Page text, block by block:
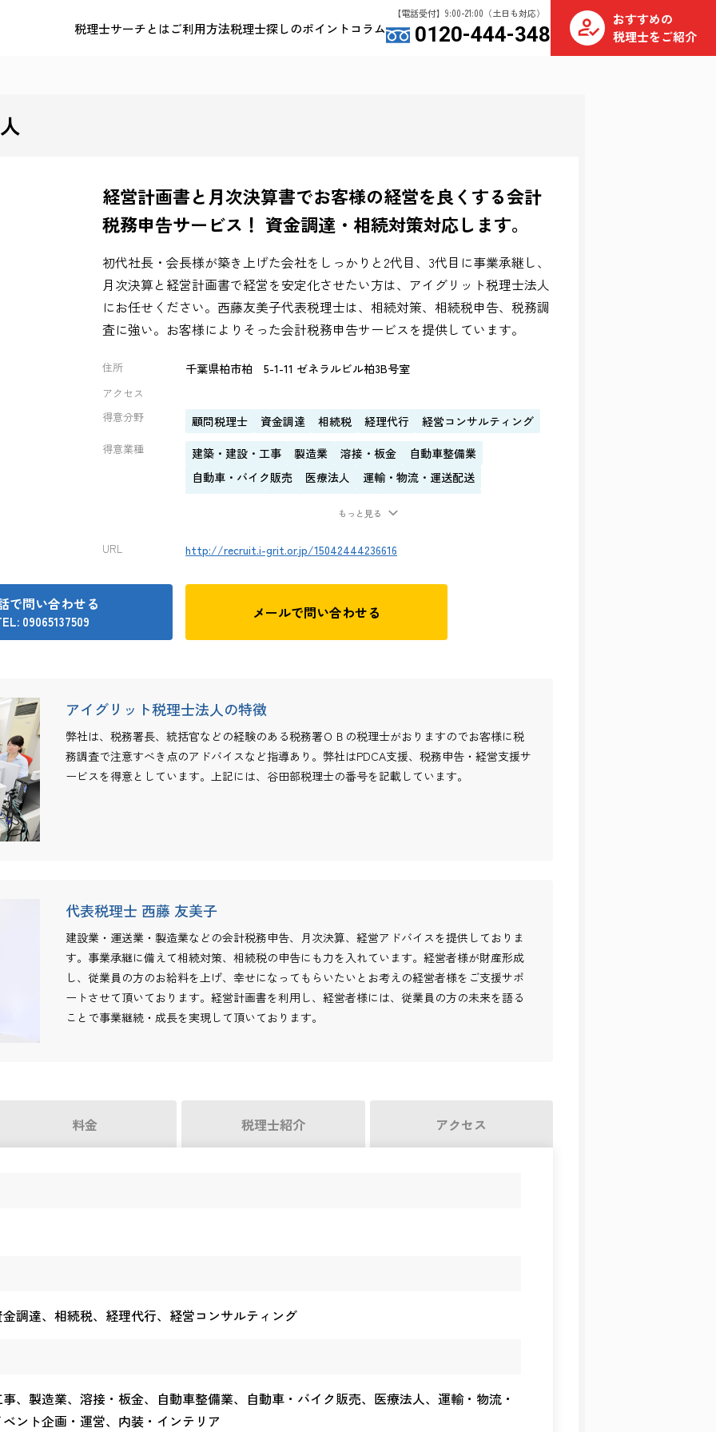
税理士サーチとはご利用方法税理士探しのポイント コラム
【電話受付】9:00-21:00（土日も対応）
0120-444-348
おすすめの
税理士をご紹介
経営計画書と月次決算書でお客様の経営を良くする会計
税務申告サービス！ 資金調達・相続対策対応します。
初代社長・会長様が築き上げた会社をしっかりと2代目、3代目に事業承継し、
月次決算と経営計画書で経営を安定化させたい方は、アイグリット税理士法人
にお任せください。西藤友美子代表税理士は、相続対策、相続税申告、税務調
査に強い。お客様によりそった会計税務申告サービスを提供しています。
住所 千葉県柏市柏 5-1-11 ゼネラルビル柏3B号室
アクセス
得意分野
顧問税理士 資金調達 相続税 経理代行 経営コンサルティング
得意業種 建築・建設・工事 製造業 溶接・板金
自動車整備業
自動車・バイク販売
医療法人
運輸・物流・運送配送
もっと見る
URL http://recruit.i-grit.or.jp/15042444236616
で問い合わせる
09065137509 メールで問い合わせる
アイグリット税理士法人の特徴
弊社は、税務署長、統括官などの経験のある税務署ＯＢの税理士がおりますのでお客様に税
務調査で注意すべき点のアドバイスなど指導あり。弊社はPDCA支援、税務申告・経営支援サ
ービスを得意としています。上記には、谷田部税理士の番号を記載しています。
代表税理士 西藤 友美子
建設業・運送業・製造業などの会計税務申告、月次決算、経営アドバイスを提供しておりま
す。事業承継に備えて相続対策、相続税の申告にも力を入れています。経営者様が財産形成
し、従業員の方のお給料を上げ、幸せになってもらいたいとお考えの経営者様をご支援サポ
ートさせて頂いております。経営計画書を利用し、経営者様には、従業員の方の未来を語る
ことで事業継続・成長を実現して頂いております。
料金 税理士紹介 アクセス
調達、相続税、経理代行、経営コンサルティング
、製造業、溶接・板金、自動車整備業、自動車・バイク販売、医療法人、運輸・物流・
ント企画・運営、内装・インテリア